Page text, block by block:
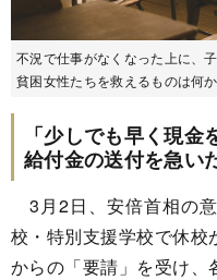
不況で仕事がなくなった上に、
貧困女性たちを救えるものは何
「少しでも早く現金
給付金の送付を急い
3月2日、安倍首相の
校・特別支援学校で休
からの「要請」を受け